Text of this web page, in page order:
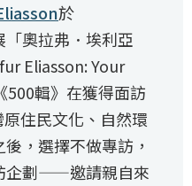
於
「奧拉弗．埃利亞
Eliasson: Your
輯》在獲得面訪
住民文化、自然環
，選擇不做專訪，
企劃——邀請親自來